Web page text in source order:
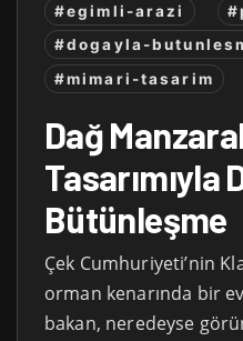
#egimli-arazi
#dogayla-
#mimari-tasarim
Dağ
Tasarımıyla
Bütünleşme
Çek Cumhuriyeti’nin
orman kenarında bir
bakan, neredeyse